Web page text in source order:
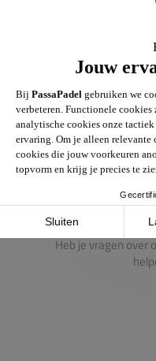
Gigantisch
Heb je vragen over